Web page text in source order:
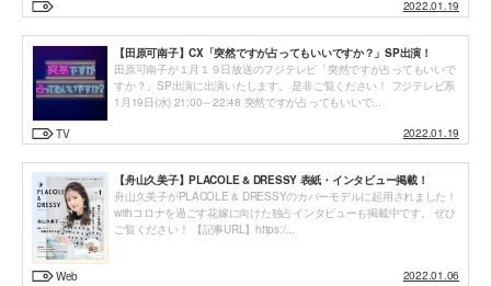
2022.01.19
【田原可南子】CX「突然ですが占ってもいいですか？」SP出演！
田原可南子が１月１９日放送のフジテレビ「突然ですが占ってもいいで
すか？」SP出演に出演いたします。 是非ご覧ください！ フジテレビ系
1月19日(水) 21:00～22:48 突然ですが占ってもいいで...
TV 2022.01.19
【舟山久美子】PLACOLE & DRESSY 表紙・インタビュー掲載！
舟山久美子がPLACOLE & DRESSYのカバーモデルに起用されました！
withコロナを過ごす花嫁に向けた独占インタビューも掲載中です。 ぜひ
ご覧ください！ 【記事URL】https:/...
Web 2022.01.06